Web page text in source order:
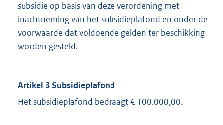
subsidie op basis van deze verordening met
inachtneming van het subsidieplafond en onder de
voorwaarde dat voldoende gelden ter beschikking
worden gesteld.
Artikel 3 Subsidieplafond
Het subsidieplafond bedraagt € 100.000,00.